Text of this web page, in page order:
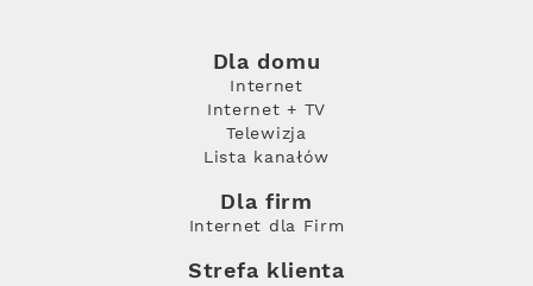
Dla domu
Internet
Internet + TV
Telewizja
Lista kanałów
Dla firm
Internet dla Firm
Strefa klienta